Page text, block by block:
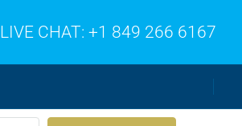
LIVE CHAT: +1 849 266 6167